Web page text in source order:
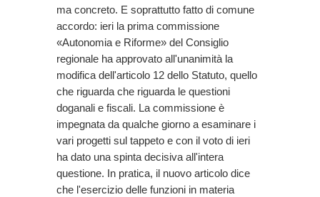
ma concreto. E soprattutto fatto di comune
accordo: ieri la prima commissione
«Autonomia e Riforme» del Consiglio
regionale ha approvato all'unanimità la
modifica dell'articolo 12 dello Statuto, quello
che riguarda che riguarda le questioni
doganali e fiscali. La commissione è
impegnata da qualche giorno a esaminare i
vari progetti sul tappeto e con il voto di ieri
ha dato una spinta decisiva all'intera
questione. In pratica, il nuovo articolo dice
che l'esercizio delle funzioni in materia